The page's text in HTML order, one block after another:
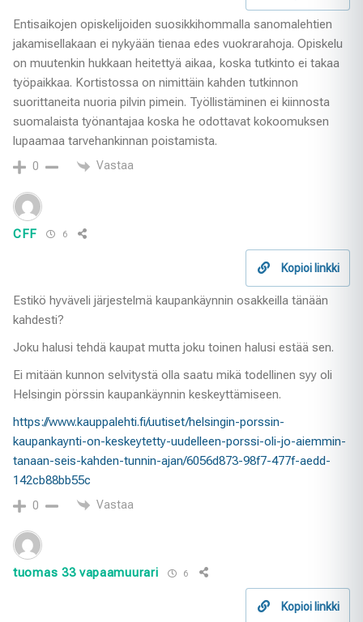
Entisaikojen opiskelijoiden suosikkihommalla sanomalehtien
jakamisellakaan ei nykyään tienaa edes vuokrarahoja. Opiskelu
on muutenkin hukkaan heitettyä aikaa, koska tutkinto ei takaa
työpaikkaa. Kortistossa on nimittäin kahden tutkinnon
suorittaneita nuoria pilvin pimein. Työllistäminen ei kiinnosta
suomalaista työnantajaa koska he odottavat kokoomuksen
lupaamaa tarvehankinnan poistamista.
0 Vastaa
CFF 6
Kopioi linkki
Estikö hyväveli järjestelmä kaupankäynnin osakkeilla tänään
kahdesti?
Joku halusi tehdä kaupat mutta joku toinen halusi estää sen.
Ei mitään kunnon selvitystä olla saatu mikä todellinen syy oli
Helsingin pörssin kaupankäynnin keskeyttämiseen.
https://www.kauppalehti.fi/uutiset/helsingin-porssin-
kaupankaynti-on-keskeytetty-uudelleen-porssi-oli-jo-aiemmin-
tanaan-seis-kahden-tunnin-ajan/6056d873-98f7-477f-aedd-
142cb88bb55c
0 Vastaa
tuomas 33 vapaamuurari 6
Kopioi linkki